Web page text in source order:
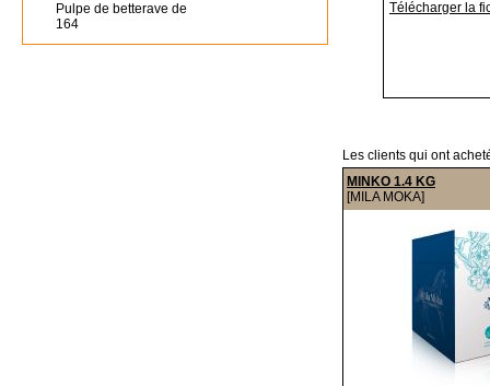
Pulpe de betterave de
164
Télécharger la
Les clients qui ont
MINKO 1.4 KG
[MILA MOKA]